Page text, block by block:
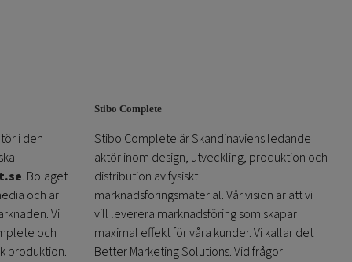
i den
. Bolaget
och är
Vi
och
produktion.
Stibo Complete
Stibo Complete är Skandinaviens ledande
aktör inom design, utveckling, produktion och
distribution av fysiskt
marknadsföringsmaterial. Vår vision är att vi
vill leverera marknadsföring som skapar
maximal effekt för våra kunder. Vi kallar det
Better Marketing Solutions. Vid frågor